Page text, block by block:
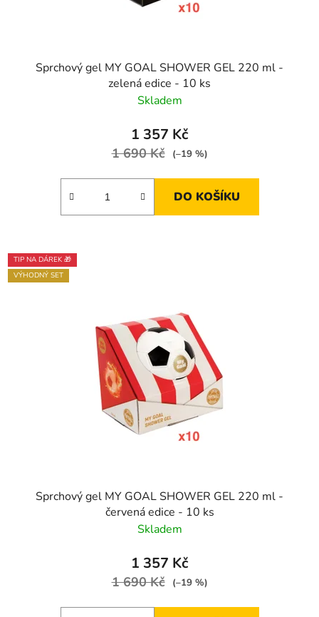
Sprchový gel MY GOAL SHOWER GEL 220 ml -
zelená edice - 10 ks
Skladem
1 357 Kč
1 690 Kč (–19 %)
DO KOŠÍKU
TIP NA DÁREK 🎁
VÝHODNÝ SET
Sprchový gel MY GOAL SHOWER GEL 220 ml -
červená edice - 10 ks
Skladem
1 357 Kč
1 690 Kč (–19 %)